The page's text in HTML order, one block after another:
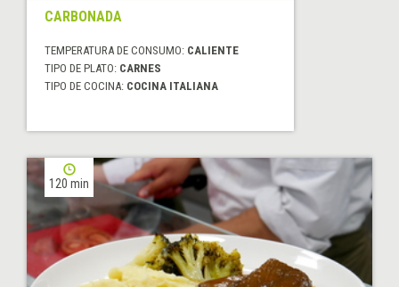
CARBONADA
TEMPERATURA DE CONSUMO: CALIENTE
TIPO DE PLATO: CARNES
TIPO DE COCINA: COCINA ITALIANA
120 min